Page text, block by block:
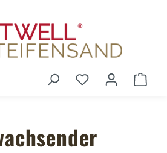
Du hast 0